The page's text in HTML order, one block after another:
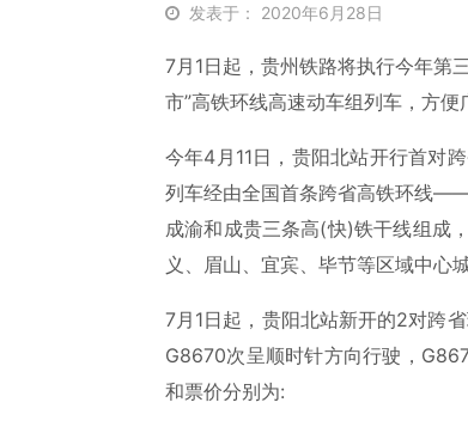
发表于： 2020年6月28日
7月1日起，贵州铁路将执行今年第
市”高铁环线高速动车组列车，方便
今年4月11日，贵阳北站开行首对
列车经由全国首条跨省高铁环线——
成渝和成贵三条高(快)铁干线组成
义、眉山、宜宾、毕节等区域中心
7月1日起，贵阳北站新开的2对跨
G8670次呈顺时针方向行驶，
和票价分别为: